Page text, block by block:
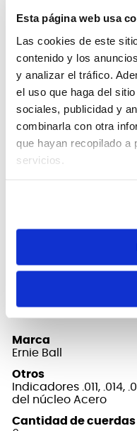
Esta página web usa
Las cookies de este
contenido y los
y analizar el tráfico.
el uso que haga del
sociales, publicidad y
combinarla con otra
que hayan recopilado a
servicios.
Las Ernie Ball Power
complemento
de los ritmos gruesos
Las Slinkys
por Slash, Metallica, y
Estas cuerdas son
más altos
exigentes para
rendimiento óptimo y
FICHA
Marca
Ernie Ball
Otros
Indicadores .011, .014,
del núcleo Acero
Cantidad de cuerdas